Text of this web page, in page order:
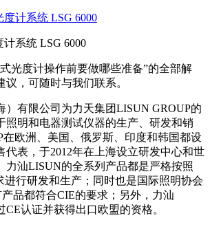
系统 LSG 6000
光度计操作前要做哪些准备”的全部解
，可随时与我们联系。
）有限公司为力天集团LISUN GROUP的
照明和电器测试仪器的生产、研发和销
在欧洲、美国、俄罗斯、印度和韩国都设
代表，于2012年在上海设立研发中心和世
力汕LISUN的全系列产品都是严格按照
进行研发和生产；同时也是国际照明协会
品都符合CIE的要求；另外，力汕
认证并获得出口欧盟的资格。